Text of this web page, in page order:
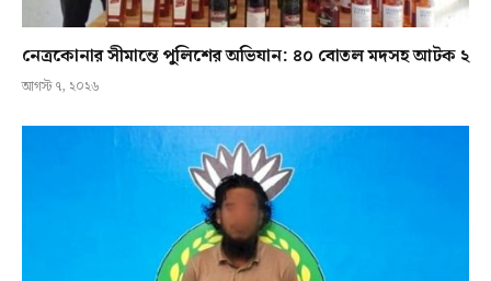
নেত্রকোনার সীমান্তে পুলিশের অভিযান: ৪০ বোতল মদসহ আটক ২
আগস্ট ৭, ২০২৬